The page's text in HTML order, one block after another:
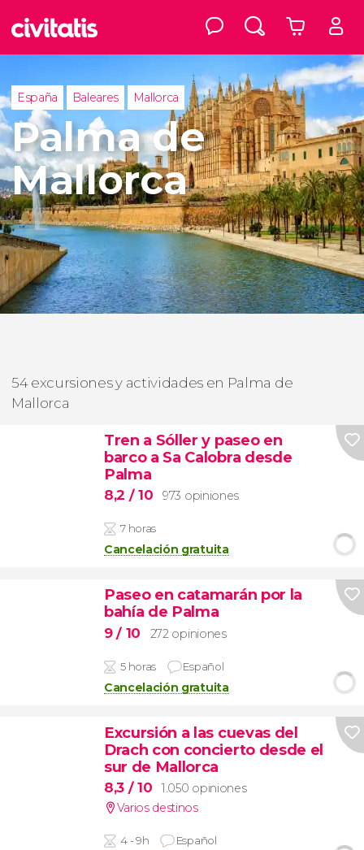
España Baleares Mallorca
Palma de
Mallorca
54 excursiones y actividades en Palma de
Mallorca
Tren a Sóller y paseo en
barco a Sa Calobra desde
Palma
8,2 / 10 973 opiniones
7 horas
Cancelación gratuita
Paseo en catamarán por la
bahía de Palma
9/ 10 272 opiniones
5 horas Español
Cancelación gratuita
Excursión a las cuevas del
Drach con concierto desde el
sur de Mallorca
8,3 / 10
1.050 opiniones
Varios destinos
4 - 9h Español